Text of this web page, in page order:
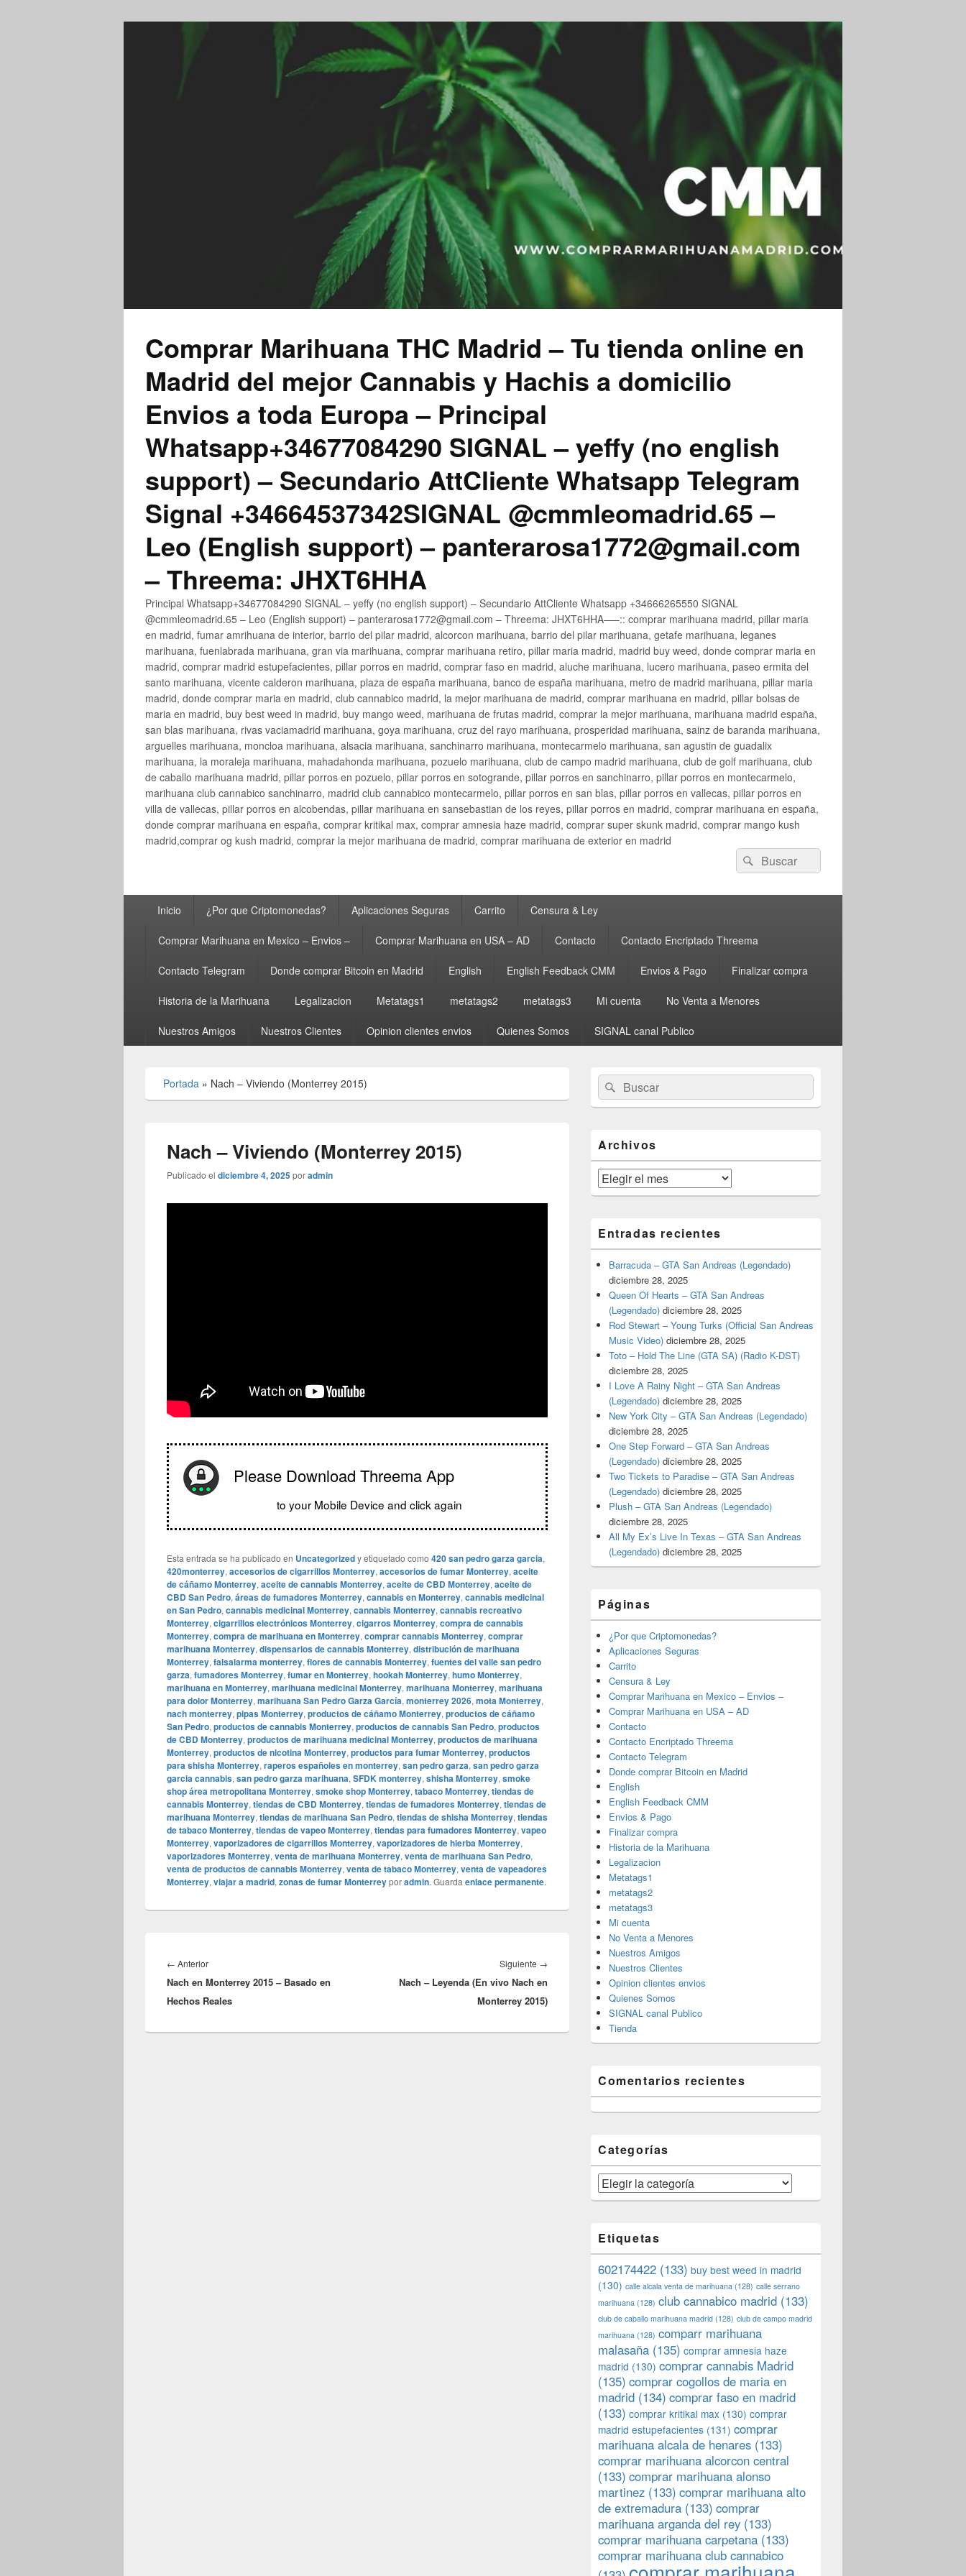
Comprar Marihuana THC Madrid – Tu tienda online en
Madrid del mejor Cannabis y Hachis a domicilio
Envios a toda Europa – Principal
Whatsapp+34677084290 SIGNAL – yeffy (no english
support) – Secundario AttCliente Whatsapp Telegram
Signal +34664537342SIGNAL @cmmleomadrid.65 –
Leo (English support) – panterarosa1772@gmail.com
– Threema: JHXT6HHA
Principal Whatsapp+34677084290 SIGNAL – yeffy (no english support) – Secundario AttCliente Whatsapp +34666265550 SIGNAL
@cmmleomadrid.65 – Leo (English support) – panterarosa1772@gmail.com – Threema: JHXT6HHA—–:: comprar marihuana madrid, pillar maria
en madrid, fumar amrihuana de interior, barrio del pilar madrid, alcorcon marihuana, barrio del pilar marihuana, getafe marihuana, leganes
marihuana, fuenlabrada marihuana, gran via marihuana, comprar marihuana retiro, pillar maria madrid, madrid buy weed, donde comprar maria en
madrid, comprar madrid estupefacientes, pillar porros en madrid, comprar faso en madrid, aluche marihuana, lucero marihuana, paseo ermita del
santo marihuana, vicente calderon marihuana, plaza de españa marihuana, banco de españa marihuana, metro de madrid marihuana, pillar maria
madrid, donde comprar maria en madrid, club cannabico madrid, la mejor marihuana de madrid, comprar marihuana en madrid, pillar bolsas de
maria en madrid, buy best weed in madrid, buy mango weed, marihuana de frutas madrid, comprar la mejor marihuana, marihuana madrid españa,
san blas marihuana, rivas vaciamadrid marihuana, goya marihuana, cruz del rayo marihuana, prosperidad marihuana, sainz de baranda marihuana,
arguelles marihuana, moncloa marihuana, alsacia marihuana, sanchinarro marihuana, montecarmelo marihuana, san agustin de guadalix
marihuana, la moraleja marihuana, mahadahonda marihuana, pozuelo marihuana, club de campo madrid marihuana, club de golf marihuana, club
de caballo marihuana madrid, pillar porros en pozuelo, pillar porros en sotogrande, pillar porros en sanchinarro, pillar porros en montecarmelo,
marihuana club cannabico sanchinarro, madrid club cannabico montecarmelo, pillar porros en san blas, pillar porros en vallecas, pillar porros en
villa de vallecas, pillar porros en alcobendas, pillar marihuana en sansebastian de los reyes, pillar porros en madrid, comprar marihuana en españa,
donde comprar marihuana en españa, comprar kritikal max, comprar amnesia haze madrid, comprar super skunk madrid, comprar mango kush
madrid,comprar og kush madrid, comprar la mejor marihuana de madrid, comprar marihuana de exterior en madrid
Buscar
por:
Buscar
principalInicio ¿Por que Criptomonedas? Aplicaciones Seguras Carrito Censura & Ley
Comprar Marihuana en Mexico – Envios – Comprar Marihuana en USA – AD Contacto Contacto Encriptado Threema
Contacto Telegram Donde comprar Bitcoin en Madrid English English Feedback CMM Envios & Pago Finalizar compra
Historia de la Marihuana Legalizacion Metatags1 metatags2 metatags3 Mi cuenta No Venta a Menores
Nuestros Amigos Nuestros Clientes Opinion clientes envios Quienes Somos SIGNAL canal Publico
Portada » Nach – Viviendo (Monterrey 2015)
Nach – Viviendo (Monterrey 2015)
Publicado el diciembre 4, 2025poradmin
Please Download Threema App
to your Mobile Device and click again
Esta entrada se ha publicado en Uncategorizedy etiquetado como 420 san pedro garza garcia,
420monterrey, accesorios de cigarrillos Monterrey, accesorios de fumar Monterrey, aceite
de cáñamo Monterrey, aceite de cannabis Monterrey, aceite de CBD Monterrey, aceite de
CBD San Pedro, áreas de fumadores Monterrey, cannabis en Monterrey, cannabis medicinal
en San Pedro, cannabis medicinal Monterrey, cannabis Monterrey, cannabis recreativo
Monterrey, cigarrillos electrónicos Monterrey, cigarros Monterrey, compra de cannabis
Monterrey, compra de marihuana en Monterrey, comprar cannabis Monterrey, comprar
marihuana Monterrey, dispensarios de cannabis Monterrey, distribución de marihuana
Monterrey, falsalarma monterrey, flores de cannabis Monterrey, fuentes del valle san pedro
garza, fumadores Monterrey, fumar en Monterrey, hookah Monterrey, humo Monterrey,
marihuana en Monterrey, marihuana medicinal Monterrey, marihuana Monterrey, marihuana
para dolor Monterrey, marihuana San Pedro Garza García, monterrey 2026, mota Monterrey,
nach monterrey, pipas Monterrey, productos de cáñamo Monterrey, productos de cáñamo
San Pedro, productos de cannabis Monterrey, productos de cannabis San Pedro, productos
de CBD Monterrey, productos de marihuana medicinal Monterrey, productos de marihuana
Monterrey, productos de nicotina Monterrey, productos para fumar Monterrey, productos
para shisha Monterrey, raperos españoles en monterrey, san pedro garza, san pedro garza
garcia cannabis, san pedro garza marihuana, SFDK monterrey, shisha Monterrey, smoke
shop área metropolitana Monterrey, smoke shop Monterrey, tabaco Monterrey, tiendas de
cannabis Monterrey, tiendas de CBD Monterrey, tiendas de fumadores Monterrey, tiendas de
marihuana Monterrey, tiendas de marihuana San Pedro, tiendas de shisha Monterrey, tiendas
de tabaco Monterrey, tiendas de vapeo Monterrey, tiendas para fumadores Monterrey, vapeo
Monterrey, vaporizadores de cigarrillos Monterrey, vaporizadores de hierba Monterrey,
vaporizadores Monterrey, venta de marihuana Monterrey, venta de marihuana San Pedro,
venta de productos de cannabis Monterrey, venta de tabaco Monterrey, venta de vapeadores
Monterrey, viajar a madrid, zonas de fumar Monterreyporadmin. Guarda enlace permanente.
de
entradas
← AnteriorEntrada
anterior:
Nach en Monterrey 2015 – Basado en
Hechos Reales
Siguiente →
Nach – Leyenda (En vivo Nach en
Monterrey 2015)
área
de
widget
lateral
primaria
Buscar
por:
Buscar
Archivos
Archivos
Entradas recientes
Barracuda – GTA San Andreas (Legendado)
diciembre 28, 2025
Queen Of Hearts – GTA San Andreas
(Legendado) diciembre 28, 2025
Rod Stewart – Young Turks (Official San Andreas
Music Video) diciembre 28, 2025
Toto – Hold The Line (GTA SA) (Radio K-DST)
diciembre 28, 2025
I Love A Rainy Night – GTA San Andreas
(Legendado) diciembre 28, 2025
New York City – GTA San Andreas (Legendado)
diciembre 28, 2025
One Step Forward – GTA San Andreas
(Legendado) diciembre 28, 2025
Two Tickets to Paradise – GTA San Andreas
(Legendado) diciembre 28, 2025
Plush – GTA San Andreas (Legendado)
diciembre 28, 2025
All My Ex’s Live In Texas – GTA San Andreas
(Legendado) diciembre 28, 2025
Páginas
¿Por que Criptomonedas?
Aplicaciones Seguras
Carrito
Censura & Ley
Comprar Marihuana en Mexico – Envios –
Comprar Marihuana en USA – AD
Contacto
Contacto Encriptado Threema
Contacto Telegram
Donde comprar Bitcoin en Madrid
English
English Feedback CMM
Envios & Pago
Finalizar compra
Historia de la Marihuana
Legalizacion
Metatags1
metatags2
metatags3
Mi cuenta
No Venta a Menores
Nuestros Amigos
Nuestros Clientes
Opinion clientes envios
Quienes Somos
SIGNAL canal Publico
Tienda
Comentarios recientes
Categorías
Categorías
Etiquetas
602174422 (133) buy best weed in madrid
(130) calle alcala venta de marihuana (128) calle serrano
marihuana (128) club cannabico madrid (133)
club de caballo marihuana madrid (128) club de campo madrid
marihuana (128) comparr marihuana
malasaña (135) comprar amnesia haze
madrid (130) comprar cannabis Madrid
(135) comprar cogollos de maria en
madrid (134) comprar faso en madrid
(133) comprar kritikal max (130) comprar
madrid estupefacientes (131) comprar
marihuana alcala de henares (133)
comprar marihuana alcorcon central
(133) comprar marihuana alonso
martinez (133) comprar marihuana alto
de extremadura (133) comprar
marihuana arganda del rey (133)
comprar marihuana carpetana (133)
comprar marihuana club cannabico